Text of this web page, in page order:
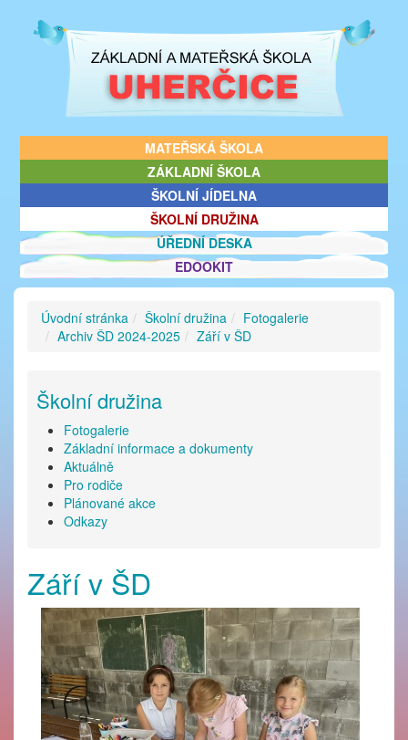
MATEŘSKÁ ŠKOLA
ZÁKLADNÍ ŠKOLA
ŠKOLNÍ JÍDELNA
ŠKOLNÍ DRUŽINA
ÚŘEDNÍ DESKA
EDOOKIT
Úvodní stránka Školní družina
Fotogalerie
Archiv ŠD 2024-2025
Září v ŠD
Školní družina
Fotogalerie
Základní informace a dokumenty
Aktuálně
Pro rodiče
Plánované akce
Odkazy
Září v ŠD